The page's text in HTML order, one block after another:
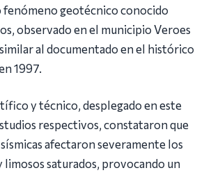
geotécnico conocido
observado en el municipio Veroes
al documentado en el histórico
1997.
y técnico, desplegado en este
respectivos, constataron que
afectaron severamente los
limosos saturados, provocando un